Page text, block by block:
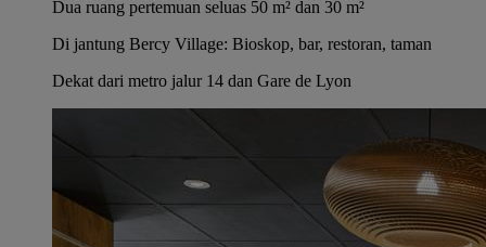
Dua ruang pertemuan seluas 50 m² dan 30 m²
Di jantung Bercy Village: Bioskop, bar, restoran, taman
Dekat dari metro jalur 14 dan Gare de Lyon